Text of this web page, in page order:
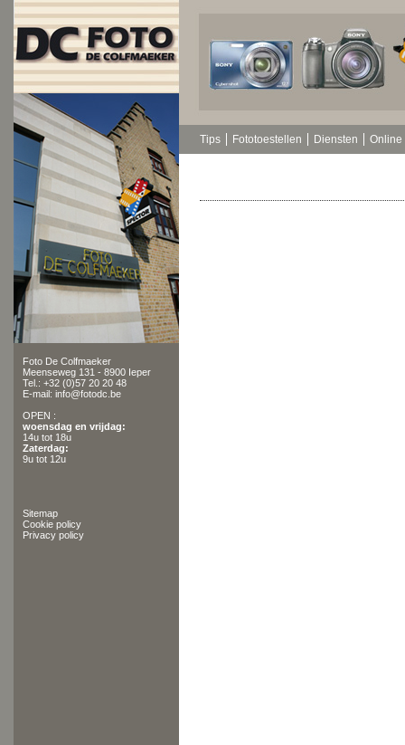
Foto De Colfmaeker
Meenseweg 131 - 8900 Ieper
Tel.: +32 (0)57 20 20 48
E-mail: info@fotodc.be
OPEN :
woensdag en vrijdag:
14u tot 18u
Zaterdag:
9u tot 12u
Sitemap
Cookie policy
Privacy policy
Tips Fototoestellen Diensten Online